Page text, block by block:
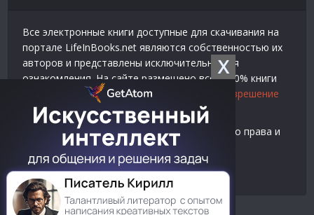
X
Все электронные книги доступные для скачивания на
портале LifeInBooks.net являются собственностью их
авторов и представлены исключительно для
ознакомления. На сайте размещено всего 20% книги
взятой у нашего партнера Официальное разрешение
на использование материалов Litres.
Контакты для связи по вопросам авторского права и
рекламы:
E-mail:admin@lifeinbooks.net